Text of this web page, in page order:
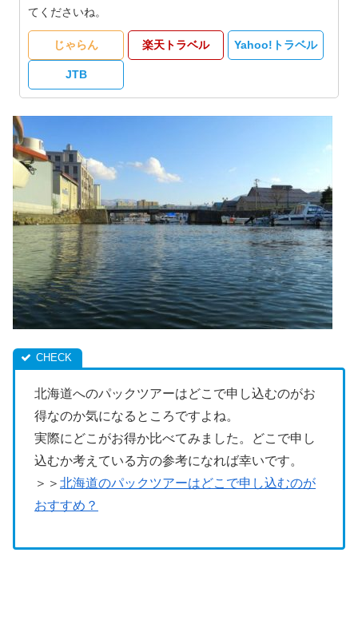
てくださいね。
じゃらん 楽天トラベル Yahoo!トラベル
JTB
北海道へのパックツアーはどこで申し込むのがお
得なのか気になるところですよね。
実際にどこがお得か比べてみました。どこで申し
込むか考えている方の参考になれば幸いです。
＞＞ 北海道のパックツアーはどこで申し込むのが
おすすめ？